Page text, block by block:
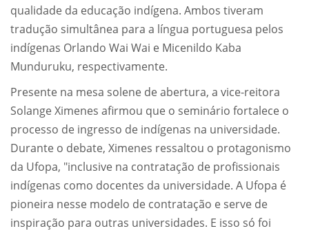
qualidade da educação indígena. Ambos tiveram
tradução simultânea para a língua portuguesa pelos
indígenas Orlando Wai Wai e Micenildo Kaba
Munduruku, respectivamente.
Presente na mesa solene de abertura, a vice-reitora
Solange Ximenes afirmou que o seminário fortalece o
processo de ingresso de indígenas na universidade.
Durante o debate, Ximenes ressaltou o protagonismo
da Ufopa, "inclusive na contratação de profissionais
indígenas como docentes da universidade. A Ufopa é
pioneira nesse modelo de contratação e serve de
inspiração para outras universidades. E isso só foi